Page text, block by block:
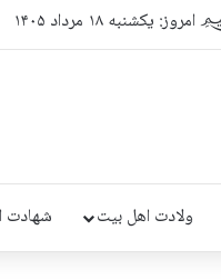
۱۴۰۵
ولادت اهل بیت شهادت